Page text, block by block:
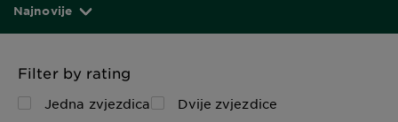
Najnovije
Filter by rating
Jedna zvjezdica
Dvije zvjezdice